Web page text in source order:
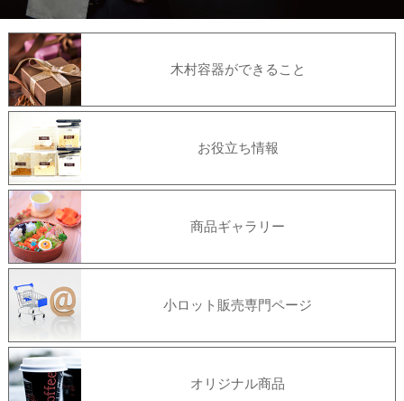
木村容器ができること
お役立ち情報
商品ギャラリー
小ロット販売専門ページ
オリジナル商品